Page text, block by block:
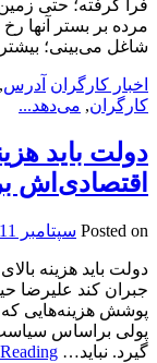
فرا گرفته؛ حتی
مرده بر بستر آنها رخ
شاغل می‌بینی؛
اخبار کارگران آدرس,
کارگران, می‌دهد...
دولت باید
اقتصادی‌اش
Posted on سپتامبر 11, 2018
دولت باید هزینه‌
جبران کند ‌علیرضا
پوشش هزینه‌هایی
پولی براساس
گیرد. نباید…